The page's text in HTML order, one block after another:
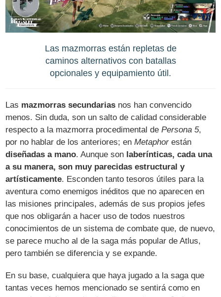
Las mazmorras están repletas de
caminos alternativos con batallas
opcionales y equipamiento útil.
Las mazmorras secundarias nos han convencido
menos. Sin duda, son un salto de calidad considerable
respecto a la mazmorra procedimental dePersona 5,
por no hablar de los anteriores; enMetaphorestán
diseñadas a mano. Aunque son laberínticas, cada una
a su manera, son muy parecidas estructural y
artísticamente. Esconden tanto tesoros útiles para la
aventura como enemigos inéditos que no aparecen en
las misiones principales, además de sus propios jefes
que nos obligarán a hacer uso de todos nuestros
conocimientos de un sistema de combate que, de nuevo,
se parece mucho al de la saga más popular de Atlus,
pero también se diferencia y se expande.
En su base, cualquiera que haya jugado a la saga que
tantas veces hemos mencionado se sentirá como en